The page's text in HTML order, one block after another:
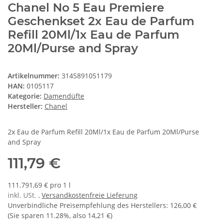
Chanel No 5 Eau Premiere
Geschenkset 2x Eau de Parfum
Refill 20Ml/1x Eau de Parfum
20Ml/Purse and Spray
Artikelnummer: 3145891051179
HAN: 0105117
Kategorie: Damendüfte
Hersteller: Chanel
2x Eau de Parfum Refill 20Ml/1x Eau de Parfum 20Ml/Purse
and Spray
111,79 €
111.791,69 € pro 1 l
inkl. USt. , Versandkostenfreie Lieferung
Unverbindliche Preisempfehlung des Herstellers: 126,00 €
(Sie sparen 11.28%, also 14,21 €)